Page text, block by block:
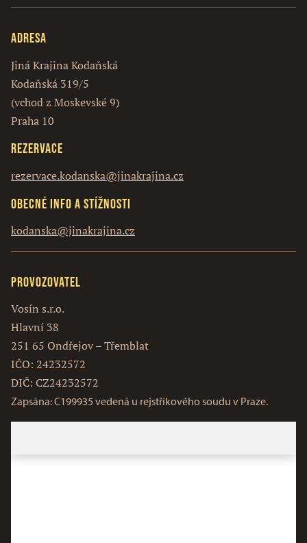
Adresa
Jiná Krajina Kodaňská
Kodaňská 319/5
(vchod z Moskevské 9)
Praha 10
Rezervace
rezervace.kodanska@jinakrajina.cz
Obecné info a stížnosti
kodanska@jinakrajina.cz
Provozovatel
Vosín s.r.o.
Hlavní 38
251 65 Ondřejov – Třemblat
IČO: 24232572
DIČ: CZ24232572
Zapsána: C199935 vedená u rejstříkového soudu v Praze.